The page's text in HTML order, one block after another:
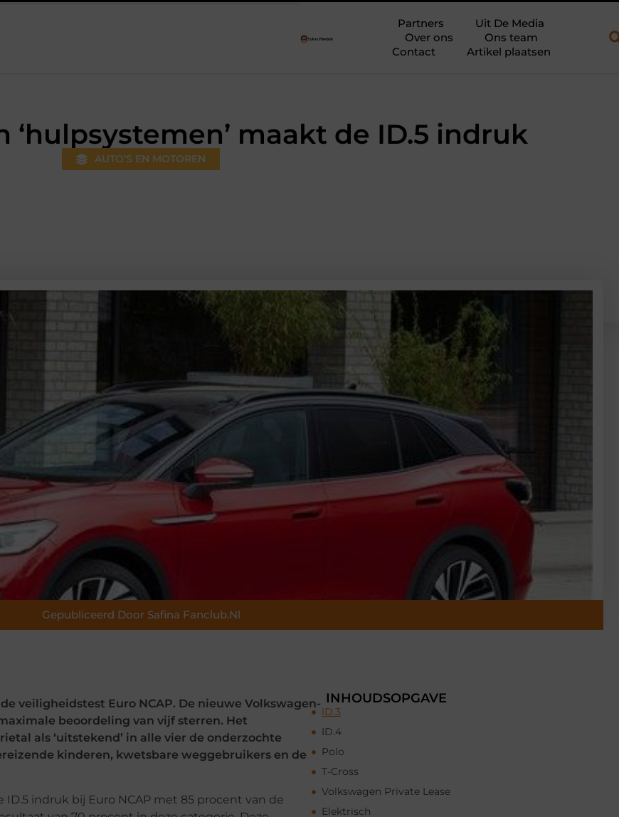
gewoner wordt
Partners
Uit De Media
Over ons
Ons team
Contact
Artikel plaatsen
‘hulpsystemen’ maakt de ID.5 indruk
AUTO’S EN MOTOREN
Gepubliceerd Door Safina Fanclub.nl
veiligheidstest Euro NCAP. De nieuwe Volkswagen-
beoordeling van vijf sterren. Het
als ‘uitstekend’ in alle vier de onderzochte
kinderen, kwetsbare weggebruikers en de
indruk bij Euro NCAP met 85 procent van de
INHOUDSOPGAVE
ID.3
ID.4
Polo
T-Cross
Volkswagen Private Lease
Elektrisch